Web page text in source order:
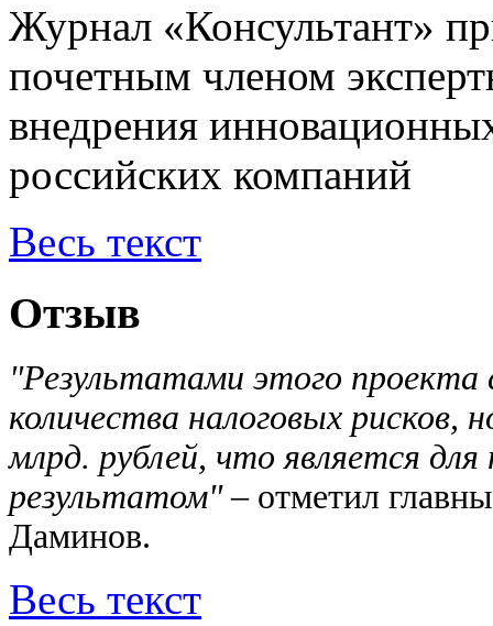
Журнал «Консультант»
почетным членом
внедрения
российских компаний
Весь текст
Отзыв
"Результатами этого проекта
количества налоговых
млрд. рублей, что является
результатом"– отметил
Даминов.
Весь текст